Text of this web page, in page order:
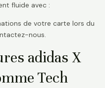
fluide avec :
de votre carte lors du
nous.
adidas X
Tech